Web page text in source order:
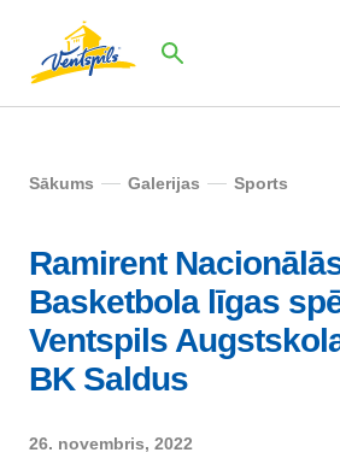
Sākums Galerijas Sports
Ramirent
Basketbola līgas
Ventspils
BK Saldus
26. novembris, 2022